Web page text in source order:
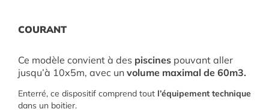
COURANT
Ce modèle convient à des piscines pouvant aller
jusqu’à 10x5m, avec un volume maximal de 60m3.
Enterré, ce dispositif comprend tout l’équipement technique
dans un boitier.